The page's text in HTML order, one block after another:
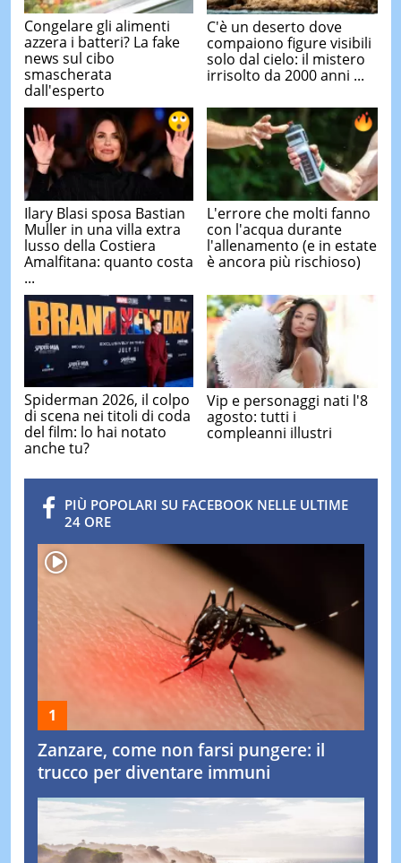
Congelare gli alimenti
azzera i batteri? La fake
news sul cibo
smascherata
dall'esperto
C'è un deserto dove
compaiono figure visibili
solo dal cielo: il mistero
irrisolto da 2000 anni ...
Ilary Blasi sposa Bastian
Muller in una villa extra
lusso della Costiera
Amalfitana: quanto costa
...
L'errore che molti fanno
con l'acqua durante
l'allenamento (e in estate
è ancora più rischioso)
Spiderman 2026, il colpo
di scena nei titoli di coda
del film: lo hai notato
anche tu?
Vip e personaggi nati l'8
agosto: tutti i
compleanni illustri
PIÙ POPOLARI SU FACEBOOK NELLE ULTIME
24 ORE
Zanzare, come non farsi pungere: il
trucco per diventare immuni